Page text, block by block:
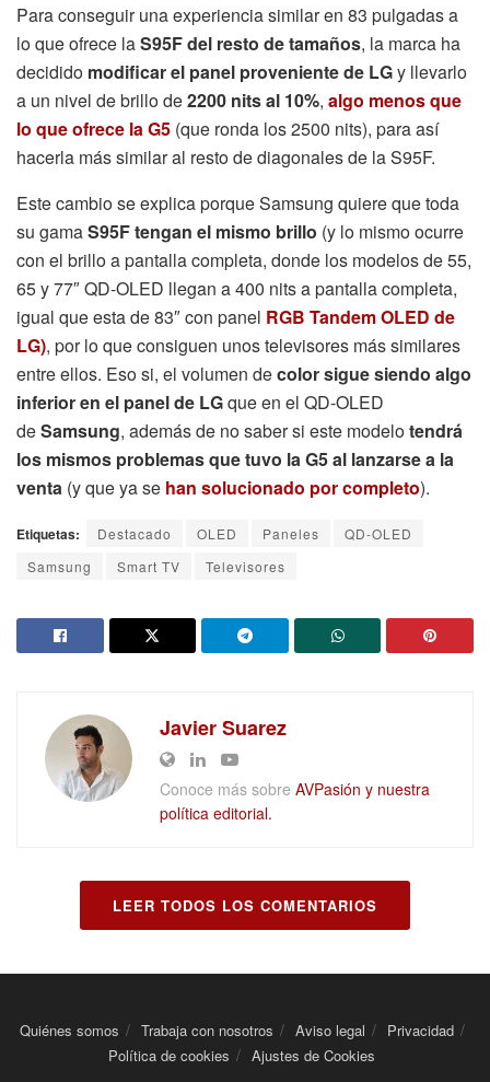
Para conseguir una experiencia similar en 83 pulgadas a
lo que ofrece laS95F del resto de tamaños, la marca ha
decidido modificar el panel proveniente de LGy llevarlo
a un nivel de brillo de2200 nits al 10%, algo menos que
lo que ofrece la G5 (que ronda los 2500 nits), para así
hacerla más similar al resto de diagonales de la S95F.
Este cambio se explica porque Samsung quiere que toda
su gamaS95F tengan el mismo brillo (y lo mismo ocurre
con el brillo a pantalla completa, donde los modelos de 55,
65 y 77″ QD-OLED llegan a 400 nits a pantalla completa,
igual que esta de 83″ con panel RGB Tandem OLED de
LG), por lo que consiguen unos televisores más similares
entre ellos. Eso si, el volumen decolor sigue siendo algo
inferior en el panel de LGque en el QD-OLED
deSamsung, además de no saber si este modelotendrá
los mismos problemas que tuvo la G5 al lanzarse a la
venta (y que ya se han solucionado por completo).
Etiquetas: Destacado OLED Paneles
QD-OLED
Samsung
Smart TV Televisores
Javier Suarez
Conoce más sobre AVPasión y nuestra
política editorial.
LEER TODOS LOS COMENTARIOS
Quiénes somos Trabaja con nosotros Aviso legal
Privacidad
Política de cookies
Ajustes de Cookies